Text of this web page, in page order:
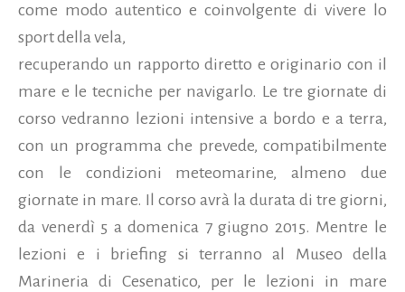
come modo autentico e coinvolgente di vivere lo
sport della vela,
recuperando un rapporto diretto e originario con il
mare e le tecniche per navigarlo. Le tre giornate di
corso vedranno lezioni intensive a bordo e a terra,
con un programma che prevede, compatibilmente
con le condizioni meteomarine, almeno due
giornate in mare. Il corso avrà la durata di tre giorni,
da venerdì 5 a domenica 7 giugno 2015. Mentre le
lezioni e i briefing si terranno al Museo della
Marineria di Cesenatico, per le lezioni in mare